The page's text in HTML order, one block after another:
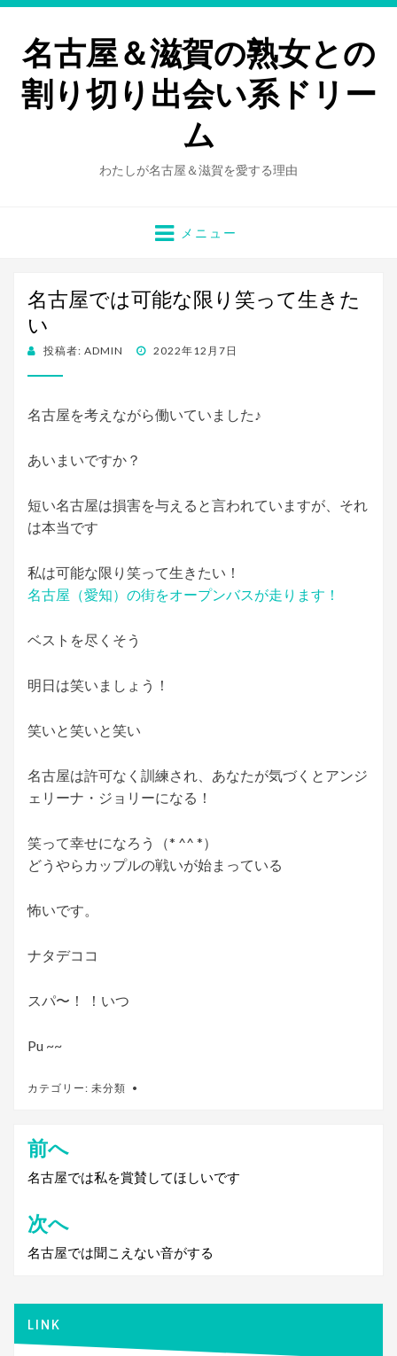
名古屋＆滋賀の熟女との
割り切り出会い系ドリー
ム
わたしが名古屋＆滋賀を愛する理由
メニュー
名古屋では可能な限り笑って生きた
い
投稿者: ADMIN
投 2022年12月7日
名古屋を考えながら働いていました♪
あいまいですか？
短い名古屋は損害を与えると言われていますが、それ
は本当です
私は可能な限り笑って生きたい！
名古屋（愛知）の街をオープンバスが走ります！
ベストを尽くそう
明日は笑いましょう！
笑いと笑いと笑い
名古屋は許可なく訓練され、あなたが気づくとアンジ
ェリーナ・ジョリーになる！
笑って幸せになろう（* ^^ *）
どうやらカップルの戦いが始まっている
怖いです。
ナタデココ
スパ〜！ ！いつ
Pu ~~
カテゴリー: 未分類
投
稿
ナ
ビ
ゲ
ー
シ
前へ
名古屋では私を賞賛してほしいです
次へ
名古屋では聞こえない音がする
LINK